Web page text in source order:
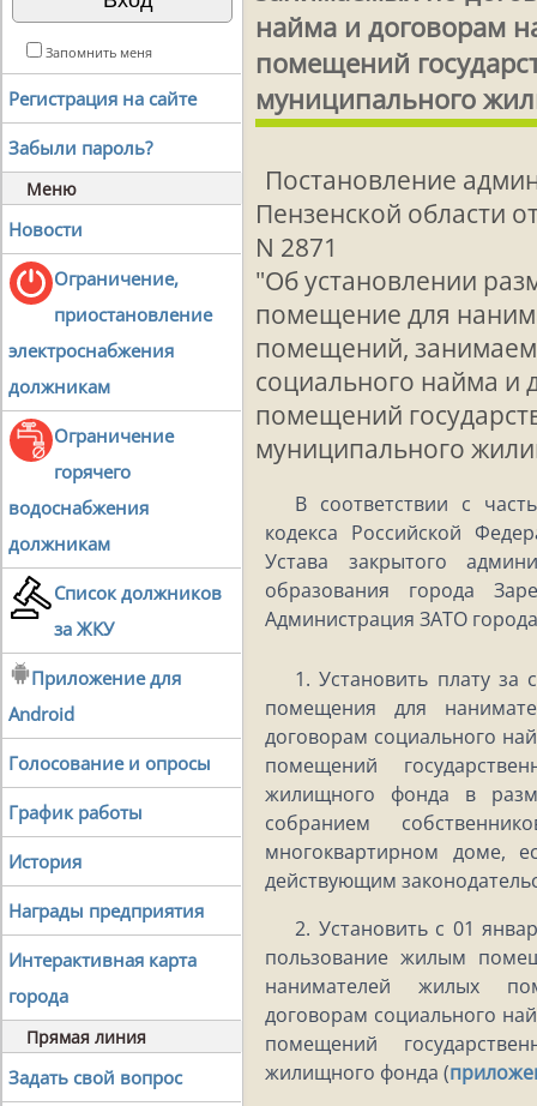
Запомнить меня
Регистрация на сайте
Забыли пароль?
Меню
Новости
Ограничение,
приостановление
электроснабжения
должникам
Ограничение
горячего
водоснабжения
должникам
Список должников
за ЖКУ
Приложение для
Android
Голосование и опросы
График работы
История
Награды предприятия
Интерактивная карта
города
Прямая линия
Задать свой вопрос
найма и договорам
помещений
муниципального
Постановление
Пензенской области
N 2871
"Об установлении
помещение для
помещений,
социального найма
помещений
муниципального
В соответствии с
кодекса Российской
Устава закрытого
образования города
Администрация ЗАТО
1. Установить плату
помещения для
договорам социального
помещений
жилищного фонда в
собранием
многоквартирном доме,
действующим
2. Установить с 01
пользование жилым
нанимателей жилых
договорам социального
помещений
жилищного фонда (